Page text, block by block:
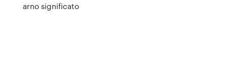
arno significato